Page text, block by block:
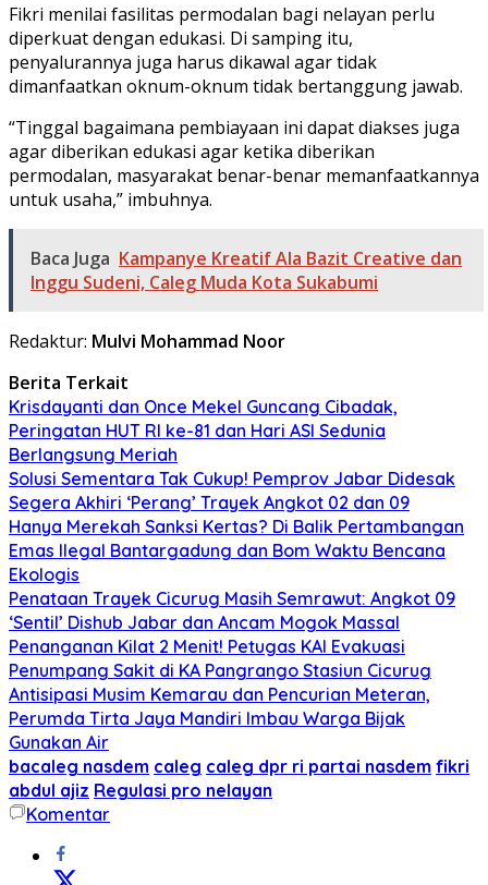
Fikri menilai fasilitas permodalan bagi nelayan perlu
diperkuat dengan edukasi. Di samping itu,
penyalurannya juga harus dikawal agar tidak
dimanfaatkan oknum-oknum tidak bertanggung jawab.
“Tinggal bagaimana pembiayaan ini dapat diakses juga
agar diberikan edukasi agar ketika diberikan
permodalan, masyarakat benar-benar memanfaatkannya
untuk usaha,” imbuhnya.
Baca Juga Kampanye Kreatif Ala Bazit Creative dan
Inggu Sudeni, Caleg Muda Kota Sukabumi
Redaktur: Mulvi Mohammad Noor
Berita Terkait
Krisdayanti dan Once Mekel Guncang Cibadak,
Peringatan HUT RI ke-81 dan Hari ASI Sedunia
Berlangsung Meriah
Solusi Sementara Tak Cukup! Pemprov Jabar Didesak
Segera Akhiri ‘Perang’ Trayek Angkot 02 dan 09
Hanya Merekah Sanksi Kertas? Di Balik Pertambangan
Emas Ilegal Bantargadung dan Bom Waktu Bencana
Ekologis
Penataan Trayek Cicurug Masih Semrawut: Angkot 09
‘Sentil’ Dishub Jabar dan Ancam Mogok Massal
Penanganan Kilat 2 Menit! Petugas KAI Evakuasi
Penumpang Sakit di KA Pangrango Stasiun Cicurug
Antisipasi Musim Kemarau dan Pencurian Meteran,
Perumda Tirta Jaya Mandiri Imbau Warga Bijak
Gunakan Air
bacaleg nasdem caleg caleg dpr ri partai nasdem fikri
abdul ajiz Regulasi pro nelayan
Komentar